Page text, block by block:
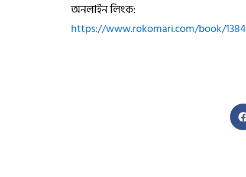
অনলাইন লিংক:
https://www.rokomari.com/book/